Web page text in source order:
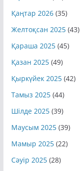
Қаңтар 2026(35)
Желтоқсан 2025(43)
Қараша 2025(45)
Қазан 2025(49)
Қыркүйек 2025(42)
Тамыз 2025(44)
Шілде 2025(39)
Маусым 2025(39)
Мамыр 2025(22)
Сәуір 2025(28)